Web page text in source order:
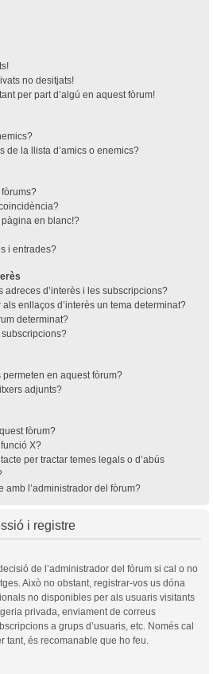
no desitjats!
per part d’algú en aquest fòrum!
de la llista d’amics o enemics?
en blanc!?
i entrades?
d’interès i les subscripcions?
enllaços d’interès un tema determinat?
determinat?
en aquest fòrum?
adjunts?
fòrum?
X?
per tractar temes legals o d’abús
amb l’administrador del fòrum?
i registre
de l’administrador del fòrum si cal o no
Això no obstant, registrar-vos us dóna
no disponibles per als usuaris visitants
privada, enviament de correus
a grups d’usuaris, etc. Només cal
tant, és recomanable que ho feu.